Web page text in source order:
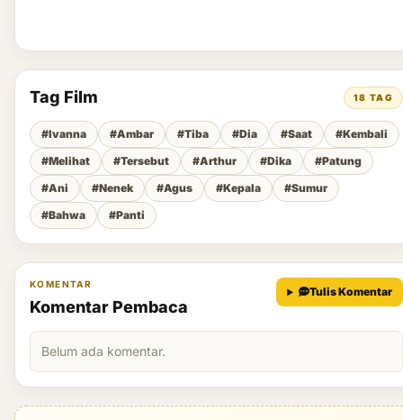
Tag Film 18 TAG
#Ivanna #Ambar #Tiba #Dia #Saat
#Kembali
#Melihat
#Tersebut #Arthur #Dika
#Patung
#Ani
#Nenek #Agus #Kepala
#Sumur
#Bahwa
#Panti
KOMENTAR
Komentar Pembaca
Tulis Komentar
Belum ada komentar.